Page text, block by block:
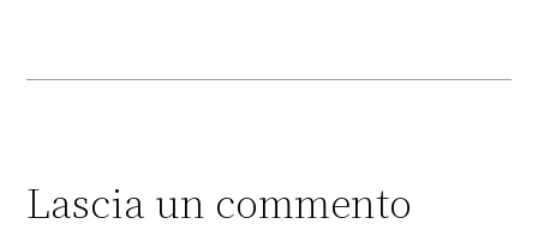
Lascia un commento